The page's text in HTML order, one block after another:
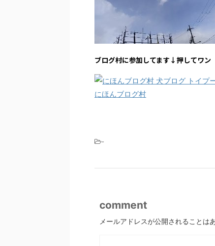
ブログ村に参加してます↓押してワン
にほんブログ村
-
comment
メールアドレスが公開されることは